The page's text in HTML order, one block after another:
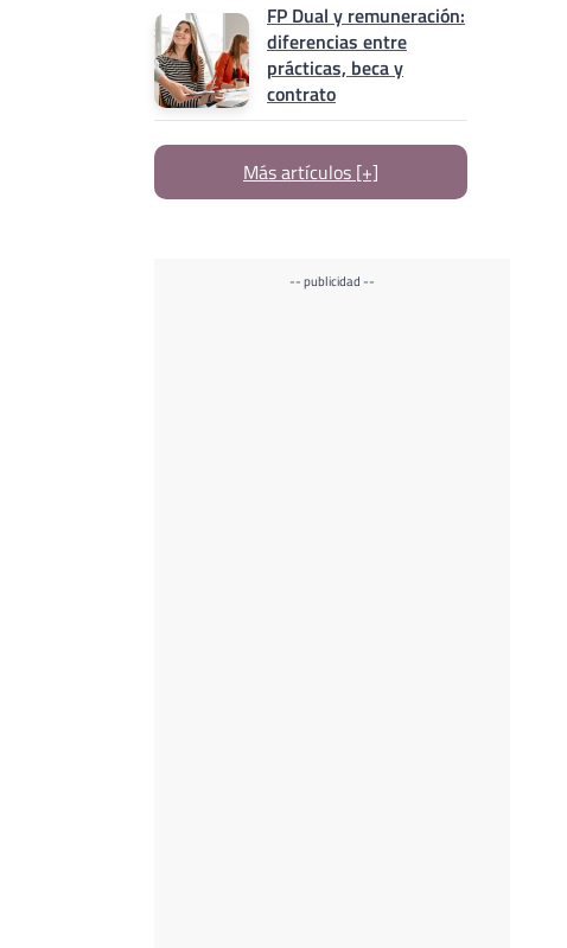
FP Dual y remuneración:
diferencias entre
prácticas, beca y
contrato
Más artículos [+]
-- publicidad --